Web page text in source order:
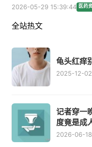
2026-05-29 15:39:44 医药
全站热文
龟头红痒
2025-12-
记者穿一
度竟是成
2026-06-